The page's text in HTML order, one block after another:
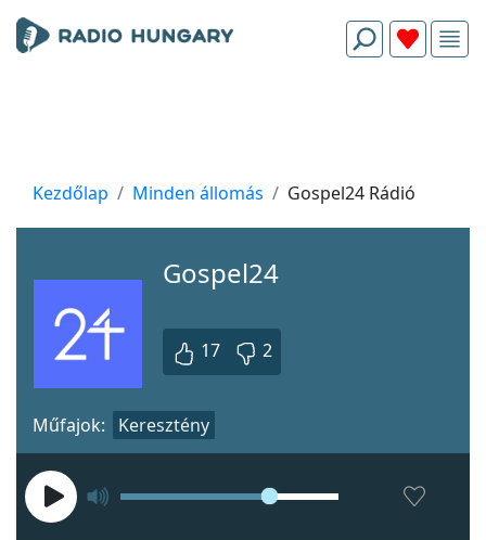
Kezdőlap Minden állomás Gospel24 Rádió
Gospel24
17 2
Műfajok: Keresztény